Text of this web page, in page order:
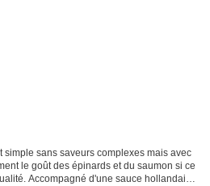
simple sans saveurs complexes mais avec
le goût des épinards et du saumon si ce
Accompagné d'une sauce hollandaise